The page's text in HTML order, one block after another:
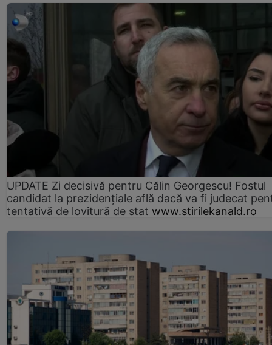
UPDATE Zi decisivă pentru Călin Georgescu! Fostul
candidat la prezidențiale află dacă va fi judecat
tentativă de lovitură de stat www.stirilekanald.ro